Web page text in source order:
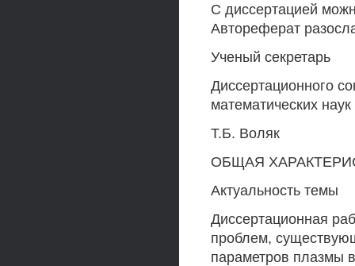
С диссертацией
Автореферат
Ученый секретарь
Диссертационного
математических
Т.Б. Воляк
ОБЩАЯ
Актуальность темы
Диссертационная
проблем,
параметров плазмы